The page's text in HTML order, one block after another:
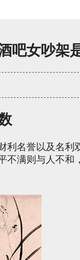
吧女吵架
利名誉以及名
不满则与人不